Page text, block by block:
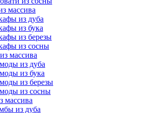
массива
из дуба
из бука
из березы
из сосны
массива
из дуба
из бука
из березы
из сосны
массива
из дуба